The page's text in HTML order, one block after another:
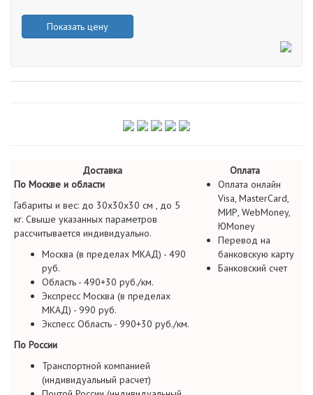
Показать цену
Доставка
Оплата
По Москве и области
Габариты и вес: до 30х30х30 см , до 5
кг. Свыше указанных параметров
рассчитывается индивидуально.
Москва (в пределах МКАД) - 490
руб.
Область - 490+30 руб./км.
Экспресс Москва (в пределах
МКАД) - 990 руб.
Экспесс Область - 990+30 руб./км.
По России
Транспортной компанией
(индивидуальный расчет)
Оплата онлайн
Visa, MasterCard,
МИР, WebMoney,
ЮMoney
Перевод на
банковскую карту
Банковский счет